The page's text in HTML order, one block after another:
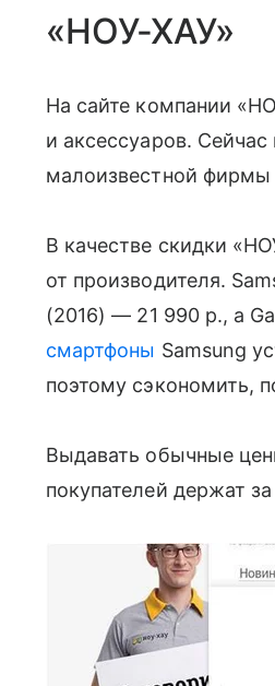
«НОУ-ХАУ»
На сайте компании
и аксессуаров.
малоизвестной фирмы
В качестве скидки
от производителя.
(2016) — 21 990 р., а
смартфоны Samsung
поэтому сэкономить,
Выдавать обычные
покупателей держат